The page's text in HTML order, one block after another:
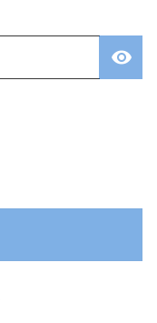
visibility